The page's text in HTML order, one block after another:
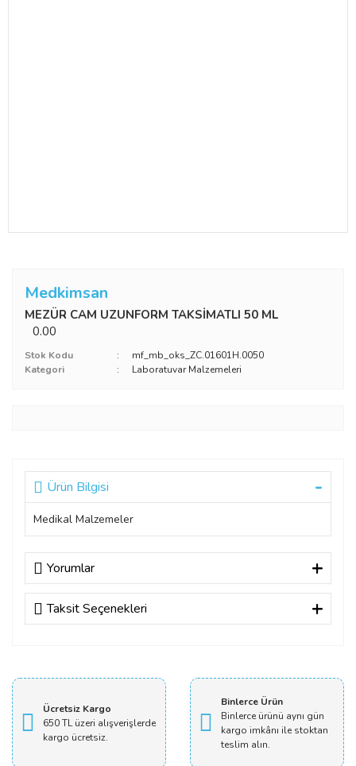
Medkimsan
MEZÜR CAM UZUNFORM TAKSİMATLI 50 ML
0.00
Stok Kodu
mf_mb_oks_ZC.01601H.0050
Kategori
Laboratuvar Malzemeleri
Ürün Bilgisi
Medikal Malzemeler
Yorumlar
Bu ürüne ilk yorumu siz yapın!
Taksit Seçenekleri
Ücretsiz Kargo
650 TL üzeri alışverişlerde
kargo ücretsiz.
Binlerce Ürün
Binlerce ürünü aynı gün
kargo imkânı ile stoktan
teslim alın.